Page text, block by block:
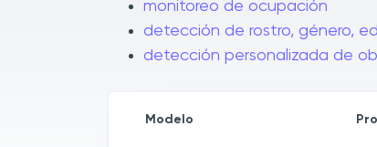
monitoreo de ocupación
detección de rostro, género,
detección personalizada de
Modelo